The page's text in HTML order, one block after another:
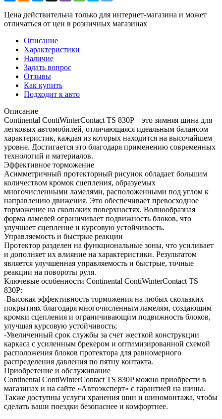
Цена действительна только для интернет-магазина и может
отличаться от цен в розничных магазинах
Описание
Характеристики
Наличие
Задать вопрос
Отзывы
Как купить
Подходит к авто
Описание
Continental ContiWinterContact TS 830P – это зимняя шина для
легковых автомобилей, отличающаяся идеальным балансом
характеристик, каждая из которых находится на высочайшем
уровне. Достигается это благодаря применению современных
технологий и материалов.
Эффективное торможение
Асимметричный протекторный рисунок обладает большим
количеством кромок сцепления, образуемых
многочисленными ламелями, расположенными под углом к
направлению движения. Это обеспечивает превосходное
торможение на скользких поверхностях. Волнообразная
форма ламелей ограничивает подвижность блоков, что
улучшает сцепление и курсовую устойчивость.
Управляемость и быстрые реакции
Протектор разделен на функциональные зоны, что усиливает
и дополняет их влияние на характеристики. Результатом
является улучшенная управляемость и быстрые, точные
реакции на повороты руля.
Ключевые особенности Continental ContiWinterContact TS
830P:
-Высокая эффективность торможения на любых скользких
покрытиях благодаря многочисленным ламелям, создающим
кромки сцепления и ограничивающим подвижность блоков,
улучшая курсовую устойчивость;
-Увеличенный срок службы за счет жесткой конструкции
каркаса с усиленным брекером и оптимизированной схемой
расположения блоков протектора для равномерного
распределения давления по пятну контакта.
Приобретение и обслуживание
Continental ContiWinterContact TS 830P можно приобрести в
магазинах и на сайте «Автоэксперт» с гарантией на шины.
Также доступны услуги хранения шин и шиномонтажа, чтобы
сделать ваши поездки безопаснее и комфортнее.